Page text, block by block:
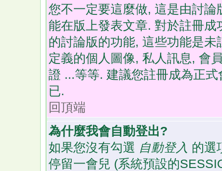
您不一定要這麼做, 這是由討
能在版上發表文章. 對於註冊
的討論版的功能, 這些功能是
定義的個人圖像, 私人訊息, 會
證 ...等等. 建議您註冊成為正
已.
回頂端
為什麼我會自動登出?
如果您沒有勾選 自動登入 的選
停留一會兒 (系統預設的